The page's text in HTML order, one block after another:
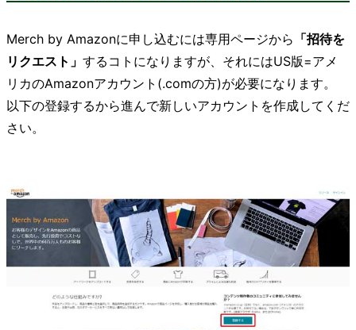
Merch by Amazonに申し込むには専用ページから 「招待を
リクエスト」 するコトになりますが、それにはUS版=アメ
リカのAmazonアカウント(.comの方)が必要になります。
以下の登録するから進んで新しいアカウントを作成してくだ
さい。